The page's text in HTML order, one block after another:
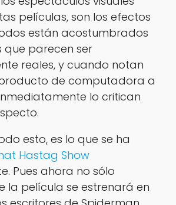
películas, son los efectos
están acostumbrados
que parecen ser
reales, y cuando notan
de computadora a
lo critican
esto, es lo que se ha
Hastag Show
Pues ahora no sólo
la película se estrenará en